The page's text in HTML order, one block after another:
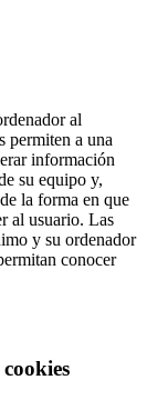
al
permiten a una
información
su equipo y,
la forma en que
al usuario. Las
y su ordenador
conocer